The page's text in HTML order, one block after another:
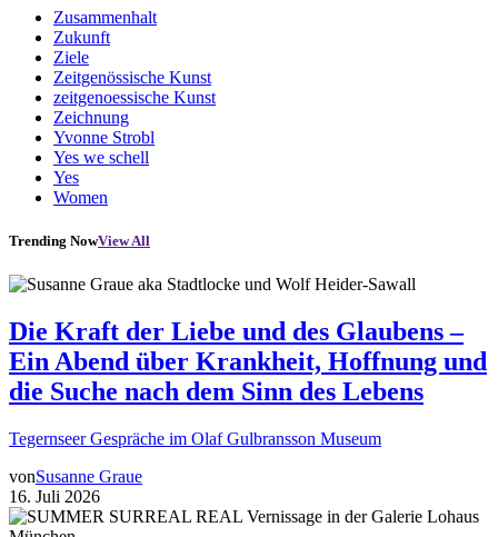
Zusammenhalt
Zukunft
Ziele
Zeitgenössische Kunst
zeitgenoessische Kunst
Zeichnung
Yvonne Strobl
Yes we schell
Yes
Women
Trending NowView All
Die Kraft der Liebe und des Glaubens –
Ein Abend über Krankheit, Hoffnung und
die Suche nach dem Sinn des Lebens
Tegernseer Gespräche im Olaf Gulbransson Museum
vonSusanne Graue
16. Juli 2026